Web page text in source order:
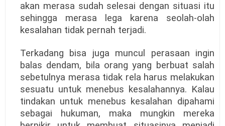
akan merasa sudah selesai dengan situasi itu
sehingga merasa lega karena seolah-olah
kesalahan tidak pernah terjadi.
Terkadang bisa juga muncul perasaan ingin
balas dendam, bila orang yang berbuat salah
sebetulnya merasa tidak rela harus melakukan
sesuatu untuk menebus kesalahannya. Kalau
tindakan untuk menebus kesalahan dipahami
sebagai hukuman, maka mungkin mereka